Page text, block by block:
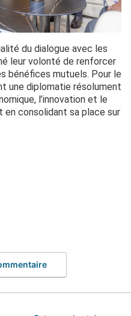
du dialogue avec les
leur volonté de renforcer
bénéfices mutuels. Pour le
une diplomatie résolument
l’innovation et le
consolidant sa place sur